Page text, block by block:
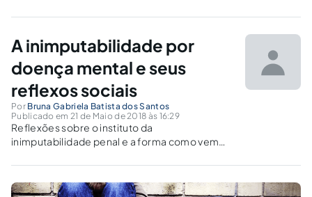
ato infracional, observando a diferenciação
redução da maioridade penal.
A inimputabilidade por
doença mental e seus
reflexos sociais
Por Bruna Gabriela Batista dos Santos
Publicado em 21 de Maio de 2018 às 16:29
Reflexões sobre o instituto da
inimputabilidade penal e a forma como vem
em relação ao inimputável nesta condição.